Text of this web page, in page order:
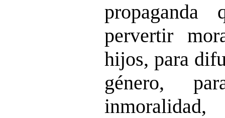
propaganda
pervertir
hijos, para
género,